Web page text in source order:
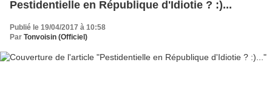
Pestidentielle en République d'Idiotie ? :)...
Publié le 19/04/2017 à 10:58
Par Tonvoisin (Officiel)